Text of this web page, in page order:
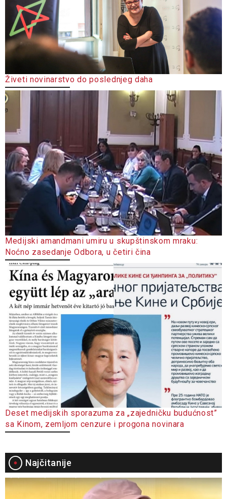
Živeti novinarstvo do poslednjeg daha
Medijski amandmani umiru u skupštinskom mraku:
Noćno zasedanje Odbora, u četiri čina
Deset medijskih sporazuma za „zajedničku budućnost”
sa Kinom, zemljom cenzure i progona novinara
Najčitanije